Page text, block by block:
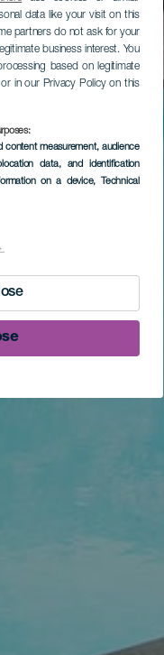
data like your visit on this
partners do not ask for your
business interest. You
based on legitimate
in our Privacy Policy on this
content measurement, audience
data, and identification
on a device, Technical